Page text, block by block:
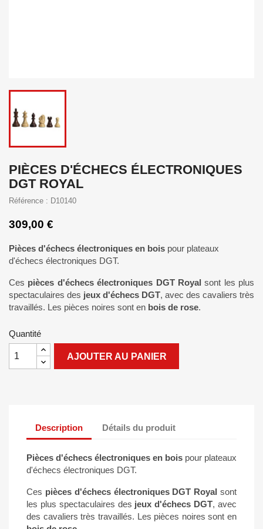
PIÈCES D'ÉCHECS ÉLECTRONIQUES
DGT ROYAL
Référence : D10140
309,00 €
Pièces d'échecs électroniques en bois pour plateaux
d'échecs électroniques DGT.
Ces pièces d'échecs électroniques DGT Royalsont les plus
spectaculaires des jeux d'échecs DGT, avec des cavaliers très
travaillés. Les pièces noires sont en bois de rose.
Quantité
AJOUTER AU PANIER
Description Détails du produit
Pièces d'échecs électroniques en bois pour plateaux
d'échecs électroniques DGT.
Ces pièces d'échecs électroniques DGT Royalsont
les plus spectaculaires des jeux d'échecs DGT, avec
des cavaliers très travaillés. Les pièces noires sont en